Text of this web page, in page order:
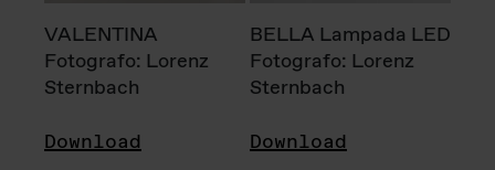
VALENTINA
Fotografo: Lorenz
Sternbach
Download
BELLA Lampada LED
Fotografo: Lorenz
Sternbach
Download